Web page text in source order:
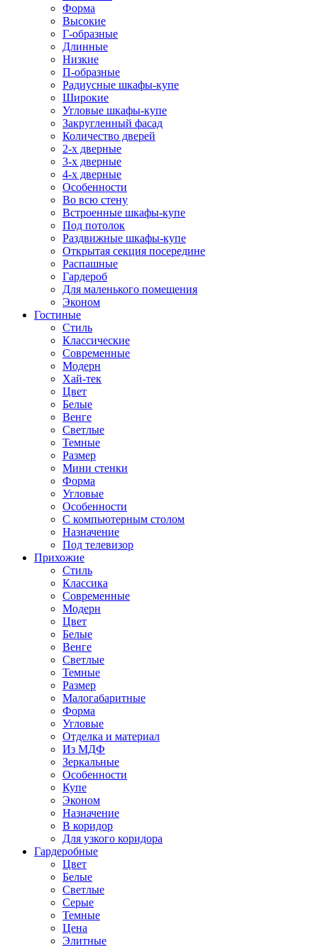
Форма
Высокие
Г-образные
Длинные
Низкие
П-образные
Радиусные шкафы-купе
Широкие
Угловые шкафы-купе
Закругленный фасад
Количество дверей
2-х дверные
3-х дверные
4-х дверные
Особенности
Во всю стену
Встроенные шкафы-купе
Под потолок
Раздвижные шкафы-купе
Открытая секция посередине
Распашные
Гардероб
Для маленького помещения
Эконом
Гостиные
Стиль
Классические
Современные
Модерн
Хай-тек
Цвет
Белые
Венге
Светлые
Темные
Размер
Мини стенки
Форма
Угловые
Особенности
С компьютерным столом
Назначение
Под телевизор
Прихожие
Стиль
Классика
Современные
Модерн
Цвет
Белые
Венге
Светлые
Темные
Размер
Малогабаритные
Форма
Угловые
Отделка и материал
Из МДФ
Зеркальные
Особенности
Купе
Эконом
Назначение
В коридор
Для узкого коридора
Гардеробные
Цвет
Белые
Светлые
Серые
Темные
Цена
Элитные